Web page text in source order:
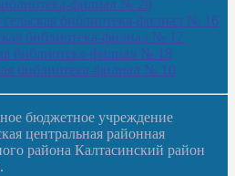
филиал № 20
сельская библиотека-филиал № 16
библиотека-филиал № 17
библиотека-филиал № 18
библиотека-филиал № 10
бюджетное учреждение
центральная районная
района Калтасинский район